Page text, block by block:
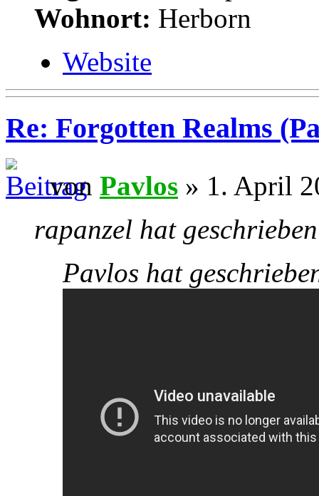
Wohnort: Herborn
Website
Re: Forgotten Realms
von Pavlos » 1. April
rapanzel hat
Pavlos hat